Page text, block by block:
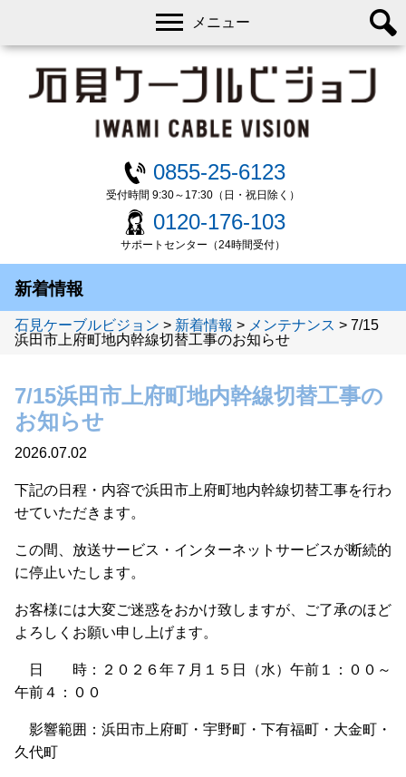
0855-25-6123
受付時間 9:30～17:30（日・祝日除く）
0120-176-103
サポートセンター（24時間受付）
メニュー
新着情報
石見ケーブルビジョン > 新着情報 > メンテナンス > 7/15
浜田市上府町地内幹線切替工事のお知らせ
7/15浜田市上府町地内幹線切替工事の
お知らせ
2026.07.02
下記の日程・内容で浜田市上府町地内幹線切替工事を行わ
せていただきます。
この間、放送サービス・インターネットサービスが断続的
に停止いたします。
お客様には大変ご迷惑をおかけ致しますが、ご了承のほど
よろしくお願い申し上げます。
日 時：２０２６年７月１５日（水）午前１：００～
午前４：００
影響範囲：浜田市上府町・宇野町・下有福町・大金町・
久代町